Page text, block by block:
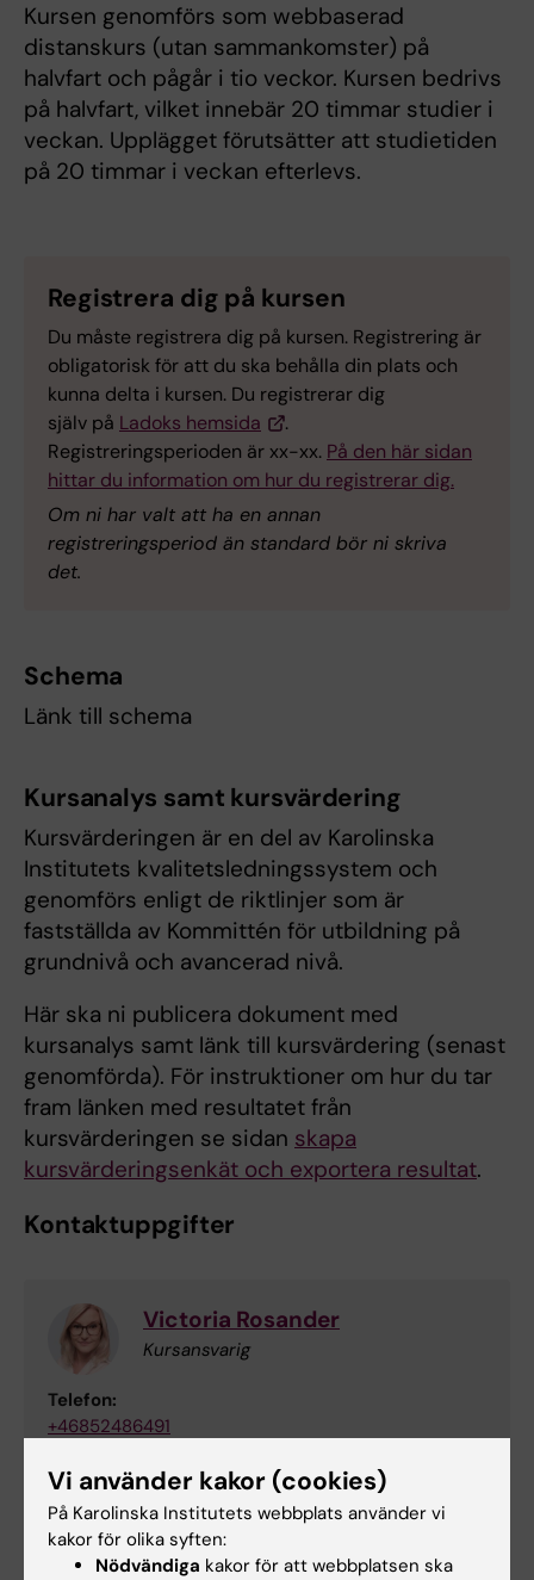
Kursen genomförs som webbaserad
distanskurs (utan sammankomster) på
halvfart och pågår i tio veckor. Kursen bedrivs
på halvfart, vilket innebär 20 timmar studier i
veckan. Upplägget förutsätter att studietiden
på 20 timmar i veckan efterlevs.
Registrera dig på kursen
Du måste registrera dig på kursen. Registrering är
obligatorisk för att du ska behålla din plats och
kunna delta i kursen. Du registrerar dig
själv på Ladoks hemsida
.
Registreringsperioden är xx-xx. På den här sidan
hittar du information om hur du registrerar dig.
Om ni har valt att ha en annan
registreringsperiod än standard bör ni skriva
det.
Schema
Länk till schema
Kursanalys samt kursvärdering
Kursvärderingen är en del av Karolinska
Institutets kvalitetsledningssystem och
genomförs enligt de riktlinjer som är
fastställda av Kommittén för utbildning på
grundnivå och avancerad nivå.
Här ska ni publicera dokument med
kursanalys samt länk till kursvärdering (senast
genomförda). För instruktioner om hur du tar
fram länken med resultatet från
kursvärderingen se sidan skapa
kursvärderingsenkät och exportera resultat.
Kontaktuppgifter
Victoria Rosander
Kursansvarig
Telefon:
+46852486491
victoria.rosander@ki.se
Vi använder kakor (cookies)
På Karolinska Institutets webbplats använder vi
kakor för olika syften:
Nödvändiga kakor för att webbplatsen ska